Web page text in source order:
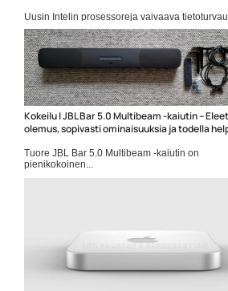
Uusin Intelin prosessoreja vaivaava
nimeltään Spoiler....
Intel
Kokeilu | JBL Bar 5.0 Multibeam -kaiutin –
olemus, sopivasti ominaisuuksia ja todella
Tuore JBL Bar 5.0 Multibeam -kaiutin on
pienikokoinen...